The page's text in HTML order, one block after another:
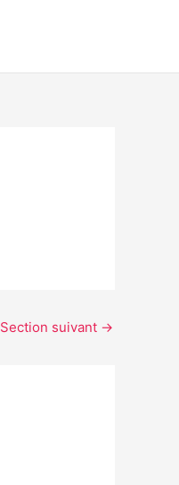
Section suivant →